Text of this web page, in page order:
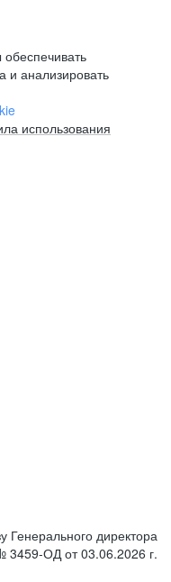
и анализировать
использования
Генерального директора
ОД от 03.06.2026 г.